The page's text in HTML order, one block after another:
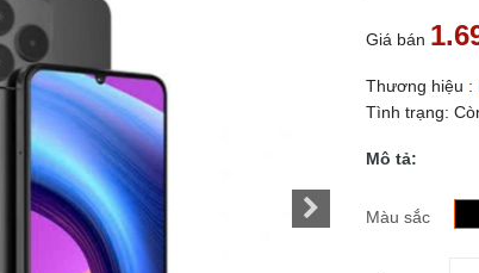
Giá bán
Thương hiệu :
Tình trạng:
Mô tả:
Màu sắc